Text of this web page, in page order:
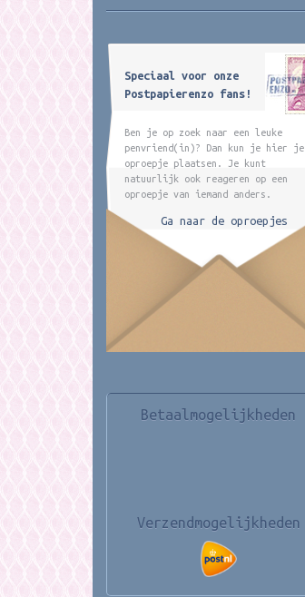
Speciaal voor onze
Postpapierenzo fans!
Ben je op zoek naar een leuke
penvriend(in)? Dan kun je hier je
oproepje plaatsen. Je kunt
natuurlijk ook reageren op een
oproepje van iemand anders.
Ga naar de oproepjes
Betaalmogelijkheden
Verzendmogelijkheden